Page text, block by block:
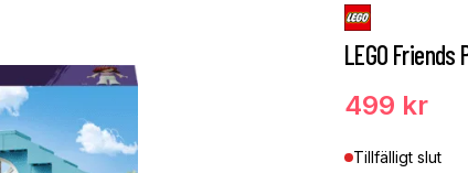
LEGO
499 kr
Tillfälligt slut